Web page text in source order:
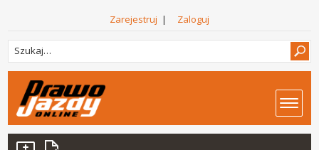
Zarejestruj | Zaloguj